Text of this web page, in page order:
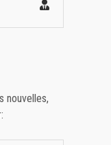
nouvelles,